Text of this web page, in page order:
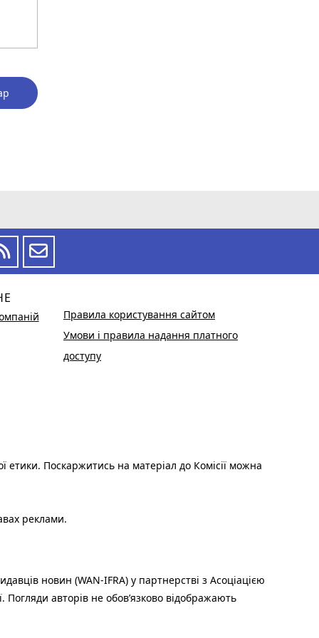
Правила користування сайтом
Умови і правила надання платного
доступу
етики. Поскаржитись на матеріал до Комісії можна
реклами.
новин (WAN-IFRA) у партнерстві з Асоціацією
Погляди авторів не обов’язково відображають